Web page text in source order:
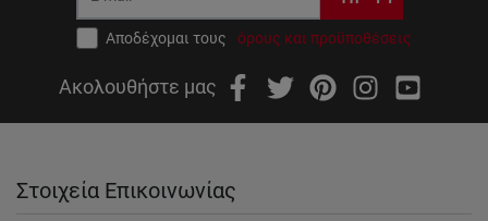
Αποδέχομαι τους όρους και προϋποθέσεις
Ακολουθήστε μας
Στοιχεία Επικοινωνίας